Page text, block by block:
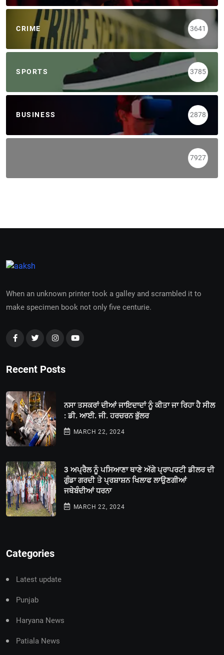
CRIME 3641
SPORTS 3785
BUSINESS 2878
7927
When an unknown printer took a galley and scrambled it to
make specimen book not only five centurie.
Recent Posts
ਨਸਾ ਤਸਕਰਾਂ ਦੀਆਂ ਜਾਇਦਾਦਾਂ ਨੂੰ ਕੀਤਾ ਜਾ ਰਿਹਾ ਹੈ ਸੀਲ
: ਡੀ. ਆਈ. ਜੀ. ਹਰਚਰਨ ਭੁੱਲਰ
MARCH 22, 2024
3 ਅਪ੍ਰੈਲ ਨੂੰ ਪਸਿਆਣਾ ਥਾਣੇ ਅੱਗੇ ਪ੍ਰਾਪਰਟੀ ਡੀਲਰ ਦੀ
ਗੁੰਡਾ ਗਰਦੀ ਤੇ ਪ੍ਰਸ਼ਾਸ਼ਨ ਖਿਲਾਫ ਲਾਉਣਗੀਆਂ
ਜਥੇਬੰਦੀਆਂ ਧਰਨਾ
MARCH 22, 2024
Categories
Latest update
Punjab
Haryana News
Patiala News